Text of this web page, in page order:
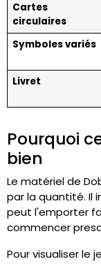
Cartes
circulaires
Symboles variés
Livret
Pourquoi
bien
Le matériel de
par la quantité. Il
peut l'emporter
commencer
Pour visualiser le